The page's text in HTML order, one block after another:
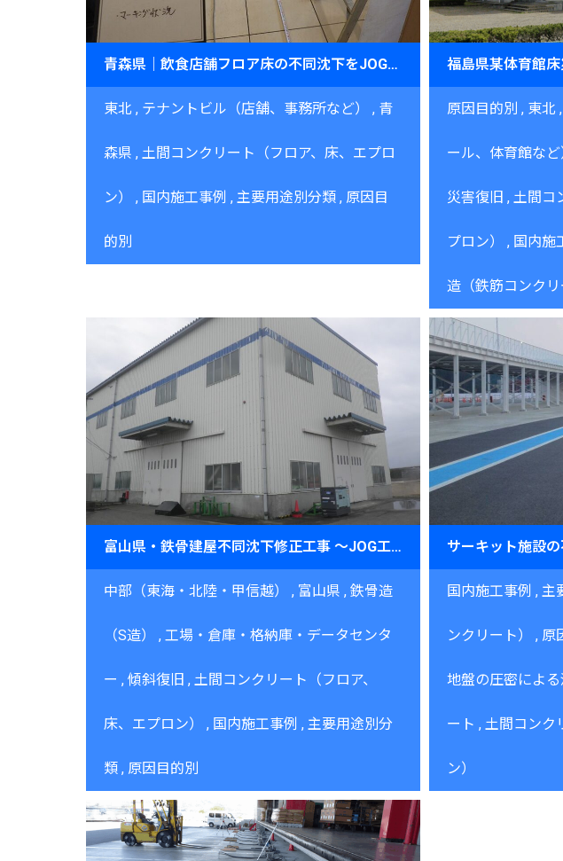
青森県｜飲食店舗フロア床の不同沈下をJOG工法で精密に復元
東北 テナントビル（店舗、事務所など） 青
森県 土間コンクリート（フロア、床、エプロ
ン） 国内施工事例 主要用途別分類 原因目
的別
原因目的別 東北
ール、体育館など
災害復旧 土間コ
プロン） 国内施
造（鉄筋コンクリ
富山県・鉄骨建屋不同沈下修正工事 ～JOG工法による基礎・土間レベル復元～
中部（東海・北陸・甲信越） 富山県 鉄骨造
（S造） 工場・倉庫・格納庫・データセンタ
ー 傾斜復旧 土間コンクリート（フロア、
床、エプロン） 国内施工事例 主要用途別分
類 原因目的別
国内施工事例 主
ンクリート） 原
地盤の圧密による
ート 土間コンク
ン）